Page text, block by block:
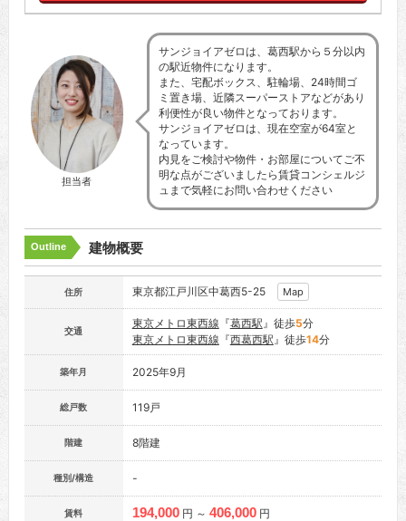
担当者
サンジョイアゼロは、葛西駅から５分以内
の駅近物件になります。
また、宅配ボックス、駐輪場、24時間ゴ
ミ置き場、近隣スーパーストアなどがあり
利便性が良い物件となっております。
サンジョイアゼロは、現在空室が64室と
なっています。
内見をご検討や物件・お部屋についてご不
明な点がございましたら賃貸コンシェルジ
ュまで気軽にお問い合わせください
Outline 建物概要
住所 東京都江戸川区中葛西5-25 Map
交通
東京メトロ東西線 『葛西駅』徒歩5分
東京メトロ東西線 『西葛西駅』徒歩14分
築年月 2025年9月
総戸数 119戸
階建 8階建
種別/構造 -
賃料 194,000 円 ～ 406,000 円